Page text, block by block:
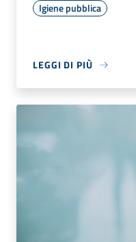
Igiene pubblica
LEGGI DI PIÙ